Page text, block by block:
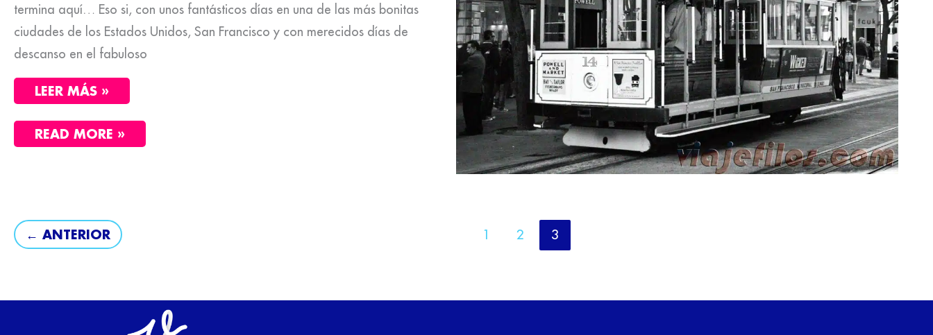
termina aquí… Eso si, con unos fantásticos días en una de las más bonitas
ciudades de los Estados Unidos, San Francisco y con merecidos días de
descanso en el fabuloso
LEER MÁS »
YOSEMITE
READ MORE »
← ANTERIOR 1 2 3